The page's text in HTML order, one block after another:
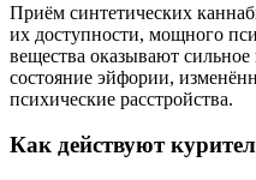
Приём синтетических
их доступности, мощного
вещества оказывают
состояние эйфории,
психические расстройства.
Как действуют